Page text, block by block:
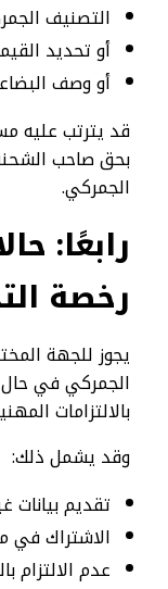
التصنيف
أو تحديد
أو وصف
قد يترتب عليه
بحق صاحب
الجمركي.
رابعًا:
رخصة
يجوز للجهة
الجمركي في حال
بالالتزامات
وقد يشمل ذلك:
تقديم بيانات
الاشتراك في
عدم الالتزام